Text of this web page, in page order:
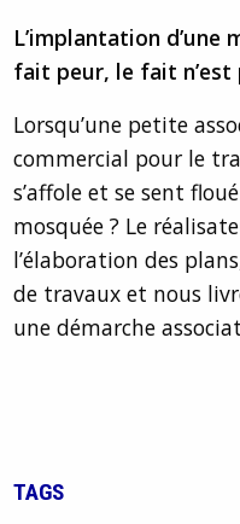
L’implantation d’une
fait peur, le fait n’est
Lorsqu’une petite
commercial pour le
s’affole et se sent
mosquée ? Le
l’élaboration des
de travaux et nous
une démarche
TAGS